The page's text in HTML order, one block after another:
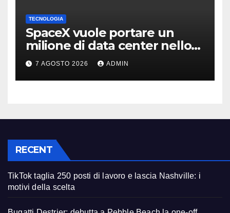
TECNOLOGIA
SpaceX vuole portare un
milione di data center nello
spazio: Nvidia sarà il cervello
7 AGOSTO 2026 ADMIN
RECENT
TikTok taglia 250 posti di lavoro e lascia Nashville: i
motivi della scelta